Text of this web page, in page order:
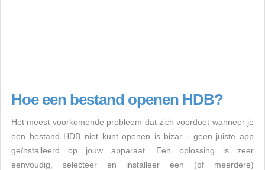
Hoe een bestand openen HDB?
Het meest voorkomende probleem dat zich voordoet wanneer je
een bestand HDB niet kunt openen is bizar - geen juiste app
geïnstalleerd op jouw apparaat. Een oplossing is zeer
eenvoudig, selecteer en installeer een (of meerdere)